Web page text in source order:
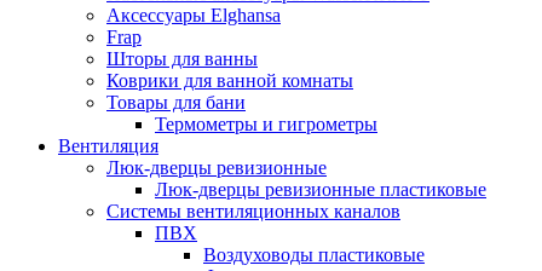
Аксессуары Elghansa
Frap
Шторы для ванны
Коврики для ванной комнаты
Товары для бани
Термометры и гигрометры
Вентиляция
Люк-дверцы ревизионные
Люк-дверцы ревизионные пластиковые
Системы вентиляционных каналов
ПВХ
Воздуховоды пластиковые